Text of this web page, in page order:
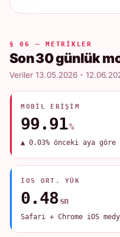
§ 06 — METRIKLER
Son 30 günlük
Veriler 13.05.2026 -
MOBIL ERIŞIM
99.91%
▲ 0.03% önceki aya göre
IOS ORT. YÜK
0.48 sn
Safari + Chrome iOS